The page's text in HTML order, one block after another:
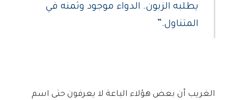
يطلبه الزبون. الدواء موجود وثمنه في
المتناول.”
الغريب أن بعض هؤلاء الباعة لا يعرفون حتى اسم